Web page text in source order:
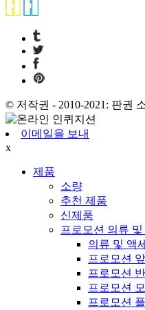
© 저작권 - 2010-2021: 판권
이메일을 보내
x
제품
소량
추천 제품
신제품
프로모션 의류 및
의류 및 액
프로모션
프로모션
프로모션
프로모션